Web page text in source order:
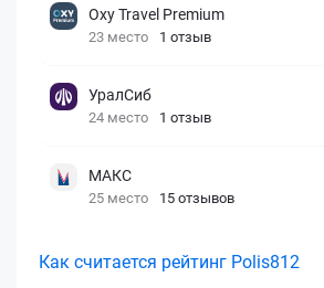
Oxy Travel Premium
23 место 1 отзыв
УралСиб
24 место 1 отзыв
МАКС
25 место 15 отзывов
Как считается рейтинг Polis812